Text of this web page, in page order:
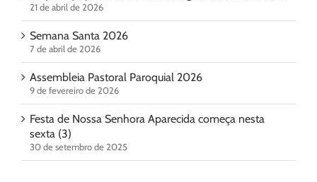
21 de abril de 2026
Semana Santa 2026
7 de abril de 2026
Assembleia Pastoral Paroquial 2026
9 de fevereiro de 2026
Festa de Nossa Senhora Aparecida começa nesta
sexta (3)
30 de setembro de 2025